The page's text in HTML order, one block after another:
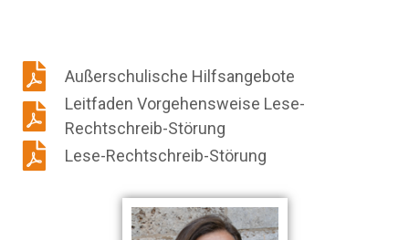
Außerschulische Hilfsangebote
Leitfaden Vorgehensweise Lese-
Rechtschreib-Störung
Lese-Rechtschreib-Störung